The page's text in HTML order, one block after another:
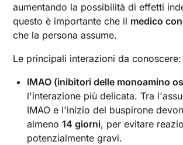
aumentando la possibilità di effetti
questo è importante che il medico
che la persona assume.
Le principali interazioni da conoscere:
IMAO (inibitori delle monoamino
l'interazione più delicata. Tra
IMAO e l'inizio del buspirone
almeno14 giorni, per evitare
potenzialmente gravi.